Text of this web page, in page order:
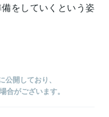
をしていくという姿
開しており、
合がございます。